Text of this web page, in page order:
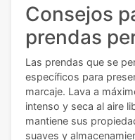
Consejos
prendas
Las prendas que se
específicos para
marcaje. Lava a
intenso y seca al aire
mantiene sus
suaves y